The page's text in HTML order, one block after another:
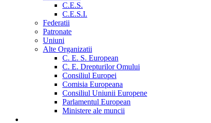
C.E.S.
C.E.S.I.
Federatii
Patronate
Uniuni
Alte Organizatii
C. E. S. European
C. E. Drepturilor Omului
Consiliul Europei
Comisia Europeana
Consiliul Uniunii Europene
Parlamentul European
Ministere ale muncii